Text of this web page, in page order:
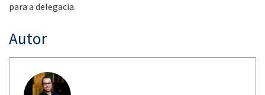
para a delegacia.
Autor